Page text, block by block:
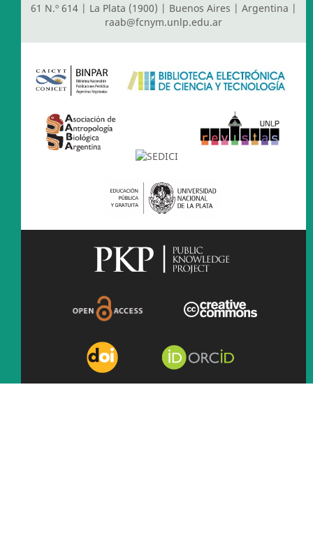
61 N.º 614 | La Plata (1900) | Buenos Aires | Argentina |
raab@fcnym.unlp.edu.ar